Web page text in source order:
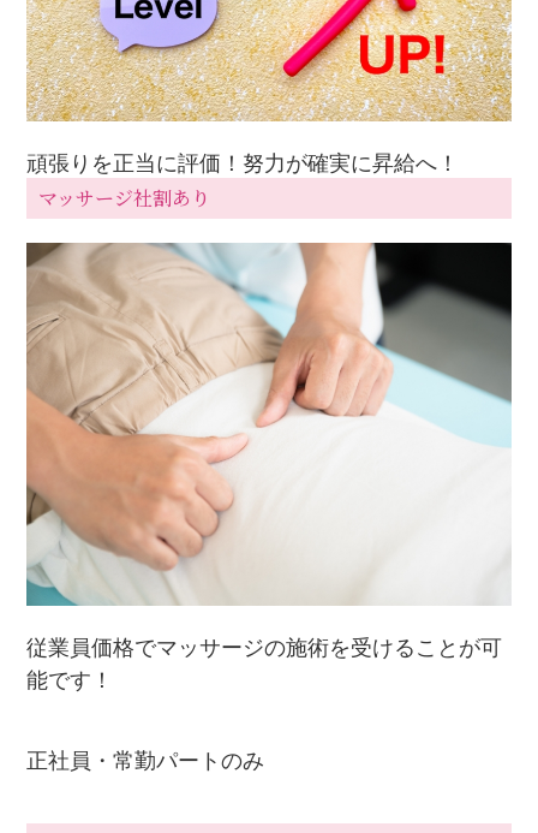
頑張りを正当に評価！努力が確実に昇給へ！
マッサージ社割あり
従業員価格でマッサージの施術を受けることが可
能です！
正社員・常勤パートのみ